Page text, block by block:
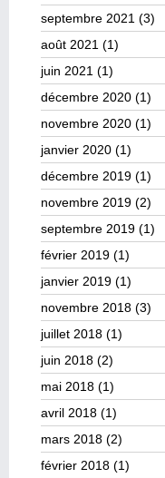
septembre 2021 (3)
août 2021 (1)
juin 2021 (1)
décembre 2020 (1)
novembre 2020 (1)
janvier 2020 (1)
décembre 2019 (1)
novembre 2019 (2)
septembre 2019 (1)
février 2019 (1)
janvier 2019 (1)
novembre 2018 (3)
juillet 2018 (1)
juin 2018 (2)
mai 2018 (1)
avril 2018 (1)
mars 2018 (2)
février 2018 (1)